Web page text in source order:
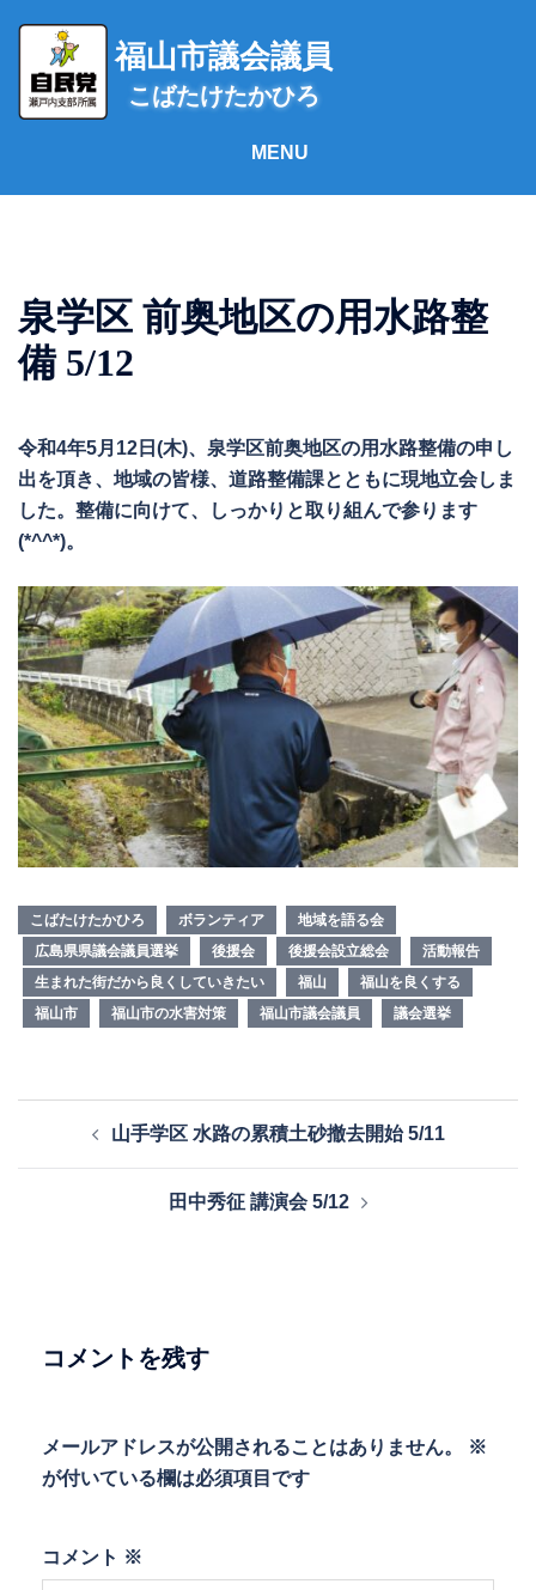
ス
福山市議会議員
こばたけたかひろ
泉学区 前奥地区の用水路整
備 5/12
令和4年5月12日(木)、泉学区前奥地区の用水路整備の申し
出を頂き、地域の皆様、道路整備課とともに現地立会しま
した。整備に向けて、しっかりと取り組んで参ります
(*^^*)。
こばたけたかひろ ボランティア
地域を語る会
広島県県議会議員選挙
後援会 後援会設立総会
活動報告
生まれた街だから良くしていきたい
福山
福山を良くする
福山市
福山市の水害対策 福山市議会議員 議会選挙
ョ
山手学区 水路の累積土砂撤去開始 5/11
田中秀征 講演会 5/12
コメントを残す
メールアドレスが公開されることはありません。
※
が付いている欄は必須項目です
コメント ※